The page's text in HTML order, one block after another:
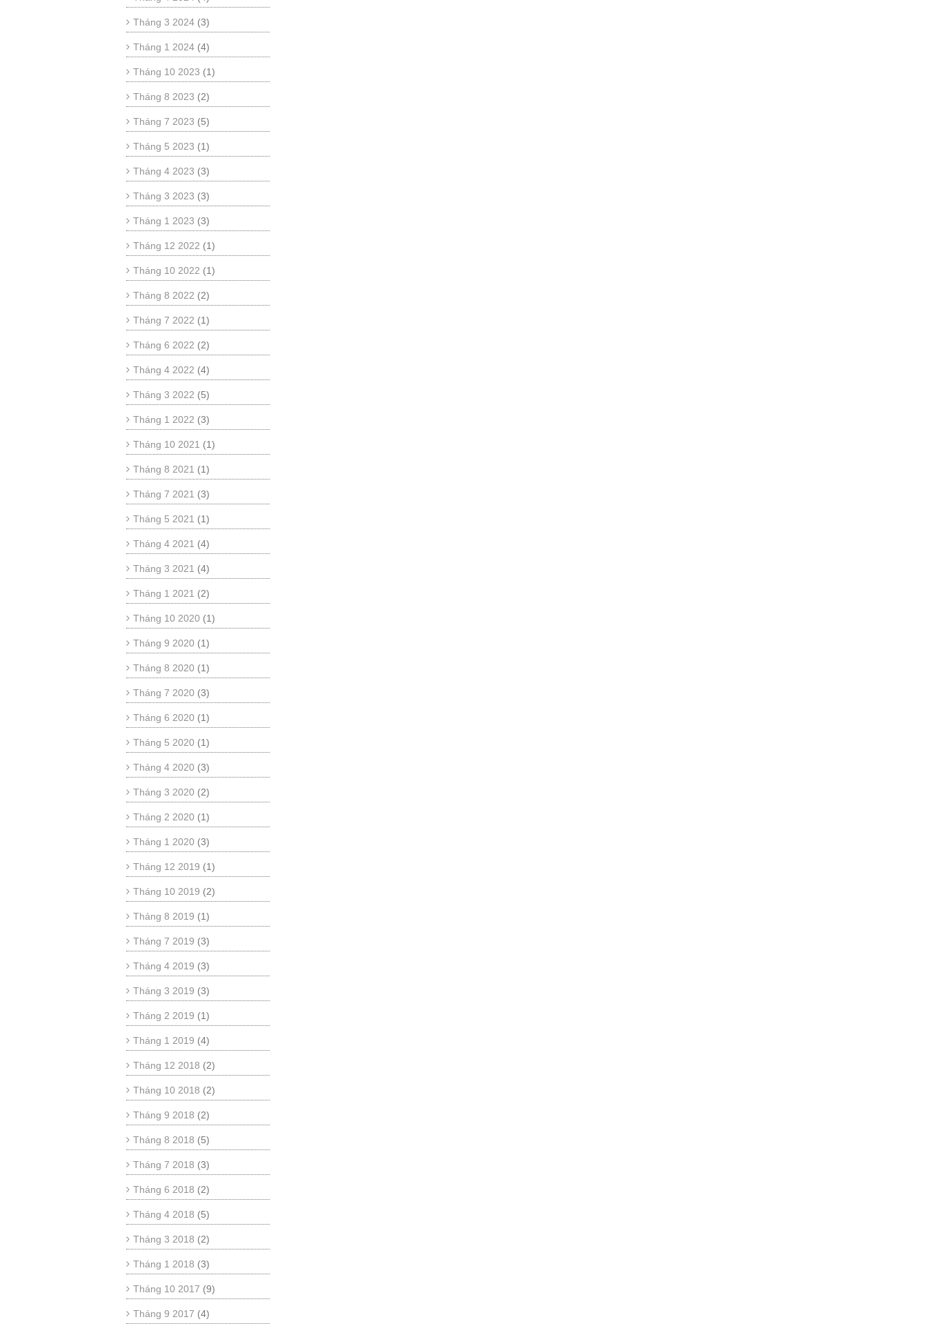
Tháng 3 2024 (3)
Tháng 1 2024 (4)
Tháng 10 2023 (1)
Tháng 8 2023 (2)
Tháng 7 2023 (5)
Tháng 5 2023 (1)
Tháng 4 2023 (3)
Tháng 3 2023 (3)
Tháng 1 2023 (3)
Tháng 12 2022 (1)
Tháng 10 2022 (1)
Tháng 8 2022 (2)
Tháng 7 2022 (1)
Tháng 6 2022 (2)
Tháng 4 2022 (4)
Tháng 3 2022 (5)
Tháng 1 2022 (3)
Tháng 10 2021 (1)
Tháng 8 2021 (1)
Tháng 7 2021 (3)
Tháng 5 2021 (1)
Tháng 4 2021 (4)
Tháng 3 2021 (4)
Tháng 1 2021 (2)
Tháng 10 2020 (1)
Tháng 9 2020 (1)
Tháng 8 2020 (1)
Tháng 7 2020 (3)
Tháng 6 2020 (1)
Tháng 5 2020 (1)
Tháng 4 2020 (3)
Tháng 3 2020 (2)
Tháng 2 2020 (1)
Tháng 1 2020 (3)
Tháng 12 2019 (1)
Tháng 10 2019 (2)
Tháng 8 2019 (1)
Tháng 7 2019 (3)
Tháng 4 2019 (3)
Tháng 3 2019 (3)
Tháng 2 2019 (1)
Tháng 1 2019 (4)
Tháng 12 2018 (2)
Tháng 10 2018 (2)
Tháng 9 2018 (2)
Tháng 8 2018 (5)
Tháng 7 2018 (3)
Tháng 6 2018 (2)
Tháng 4 2018 (5)
Tháng 3 2018 (2)
Tháng 1 2018 (3)
Tháng 10 2017 (9)
Tháng 9 2017 (4)